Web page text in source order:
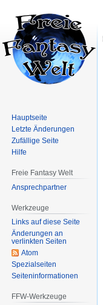
Hauptseite
Letzte Änderungen
Zufällige Seite
Hilfe
Freie Fantasy Welt
Ansprechpartner
Werkzeuge
Links auf diese Seite
Änderungen an
verlinkten Seiten
Atom
Spezialseiten
Seiten­informationen
FFW-Werkzeuge